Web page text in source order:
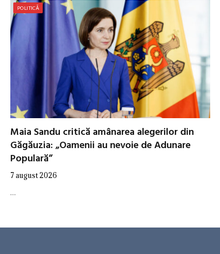
POLITICĂ
Maia Sandu critică amânarea alegerilor din
Găgăuzia: „Oamenii au nevoie de Adunare
Populară”
7 august 2026
…